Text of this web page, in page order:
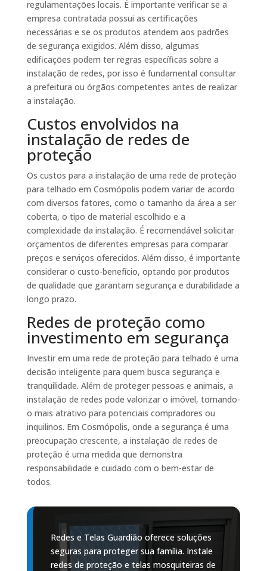
regulamentações locais. É importante verificar se a
empresa contratada possui as certificações
necessárias e se os produtos atendem aos padrões
de segurança exigidos. Além disso, algumas
edificações podem ter regras específicas sobre a
instalação de redes, por isso é fundamental consultar
a prefeitura ou órgãos competentes antes de realizar
a instalação.
Custos envolvidos na
instalação de redes de
proteção
Os custos para a instalação de uma rede de proteção
para telhado em Cosmópolis podem variar de acordo
com diversos fatores, como o tamanho da área a ser
coberta, o tipo de material escolhido e a
complexidade da instalação. É recomendável solicitar
orçamentos de diferentes empresas para comparar
preços e serviços oferecidos. Além disso, é importante
considerar o custo-benefício, optando por produtos
de qualidade que garantam segurança e durabilidade a
longo prazo.
Redes de proteção como
investimento em segurança
Investir em uma rede de proteção para telhado é uma
decisão inteligente para quem busca segurança e
tranquilidade. Além de proteger pessoas e animais, a
instalação de redes pode valorizar o imóvel, tornando-
o mais atrativo para potenciais compradores ou
inquilinos. Em Cosmópolis, onde a segurança é uma
preocupação crescente, a instalação de redes de
proteção é uma medida que demonstra
responsabilidade e cuidado com o bem-estar de
todos.
Redes e Telas Guardião oferece soluções
seguras para proteger sua família. Instale
redes de proteção e telas mosquiteiras de